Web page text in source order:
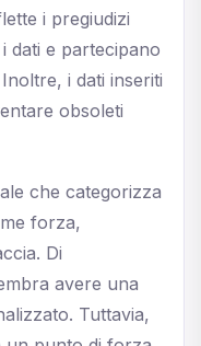
i pregiudizi
dati e partecipano
i dati inseriti
obsoleti
che categorizza
forza,
Di
avere una
Tuttavia,